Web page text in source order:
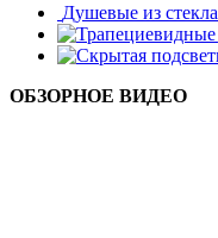
Душевые из стекла
ОБЗОРНОЕ ВИДЕО